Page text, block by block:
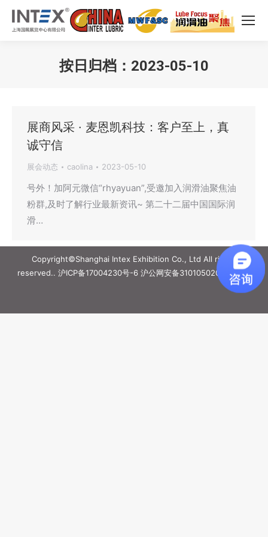
按日归档： 2023-05-10
展商风采 · ​麦恩凯科技：客户至上，真
诚守信
展会动态 caolina 2023-05-10
号外！加阿元微信“rhyayuan”,受邀加入润滑油聚焦油
粉群,及时了解行业最新资讯~ 第二十二届中国国际润
滑…
Copyright©Shanghai Intex Exhibition Co., Ltd All rights
reserved.. 沪ICP备17004230号-6沪公网安备31010502006887号